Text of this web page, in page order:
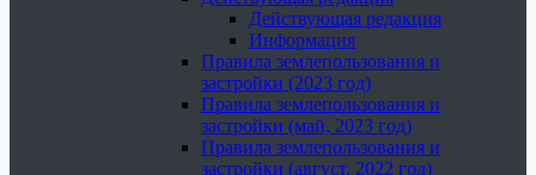
Действующая редакция
Информация
Правила землепользования и
застройки (2023 год)
Правила землепользования и
застройки (май, 2023 год)
Правила землепользования и
застройки (август, 2022 год)